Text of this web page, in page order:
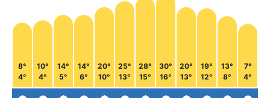
8°
4°
10°
4°
14°
5°
14°
6°
20°
10°
25°
13°
28°
15°
30°
16°
20°
13°
19°
12°
13°
8°
7°
4°